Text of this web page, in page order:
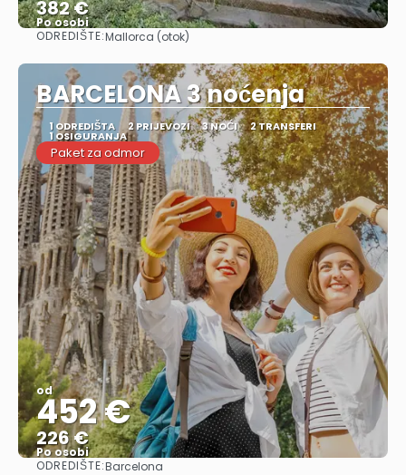
382 €
Po osobi
Vidjeti
ODREDIŠTE:Mallorca (otok)
BARCELONA 3 noćenja
1 ODREDIŠTA 2 PRIJEVOZI 3 NOĆI 2 TRANSFERI
1 OSIGURANJA
Paket za odmor
od
452 €
226 €
Po osobi
ODREDIŠTE:Barcelona